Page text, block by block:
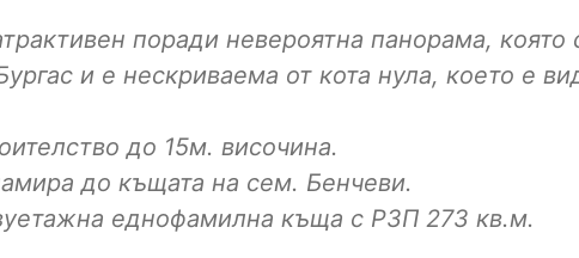
поради невероятна панорама, която
и е нескриваема от кота нула, което е
до 15м. височина.
до къщата на сем. Бенчеви.
еднофамилна къща с РЗП 273 кв.м.